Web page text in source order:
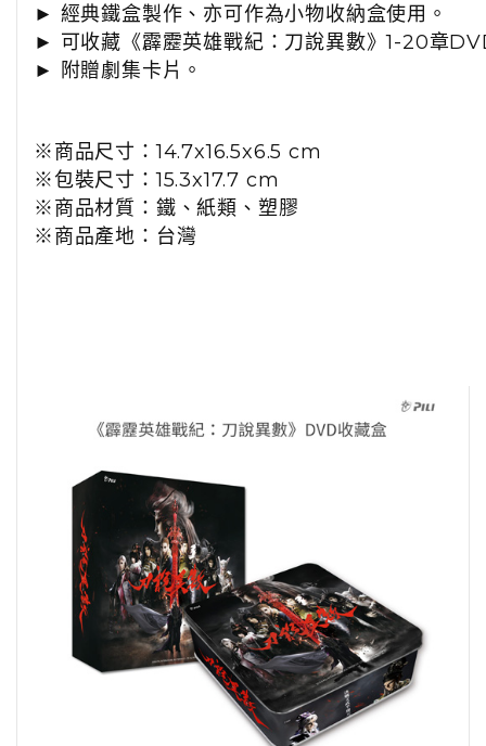
► 經典鐵盒製作、 亦可作為小物收納盒使用。
► 可收藏《霹靂英雄戰紀：刀說異數》1-20章
►
附贈劇集卡片。
※商品尺寸：14.7x16.5x6.5 cm
※包裝尺寸：15.3x17.7 cm
※商品材質：鐵、紙類、塑膠
※商品產地：台灣